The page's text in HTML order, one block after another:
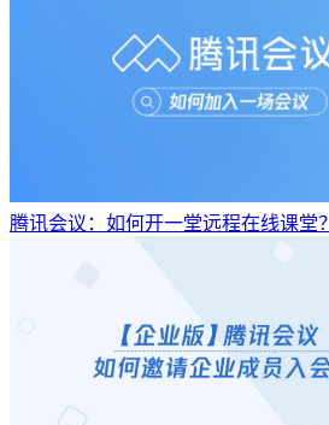
腾讯会议：如何开一堂远程在线课堂？